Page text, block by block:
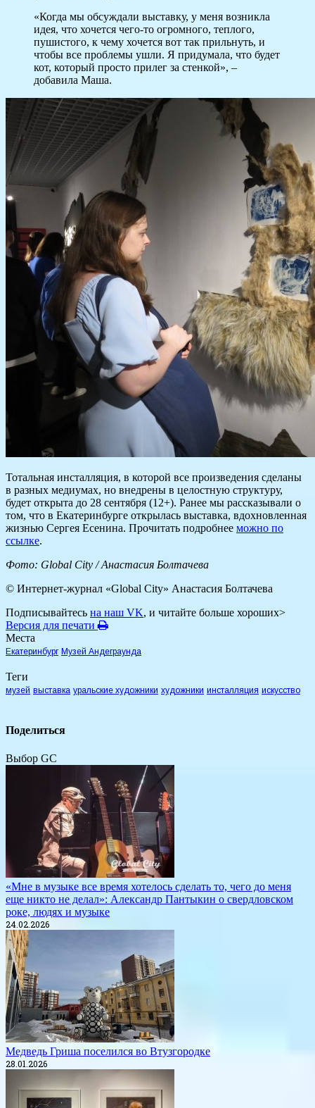
«Когда мы обсуждали выставку, у меня возникла
идея, что хочется чего-то огромного, теплого,
пушистого, к чему хочется вот так прильнуть, и
чтобы все проблемы ушли. Я придумала, что будет
кот, который просто прилег за стенкой», –
добавила Маша.
Тотальная инсталляция, в которой все произведения сделаны
в разных медиумах, но внедрены в целостную структуру,
будет открыта до 28 сентября (12+). Ранее мы рассказывали о
том, что в Екатеринбурге открылась выставка, вдохновленная
жизнью Сергея Есенина. Прочитать подробнее можно по
ссылке.
Фото: Global City / Анастасия Болтачева
© Интернет-журнал «Global City» Анастасия Болтачева
Подписывайтесь на наш VK, и читайте больше хороших>
Версия для печати
Места
Екатеринбург Музей Андеграунда
Теги
музей выставка уральские художники художники инсталляция искусство
Поделиться
Выбор GC
«Мне в музыке все время хотелось сделать то, чего до меня
еще никто не делал»: Александр Пантыкин о свердловском
роке, людях и музыке
24.02.2026
Медведь Гриша поселился во Втузгородке
28.01.2026